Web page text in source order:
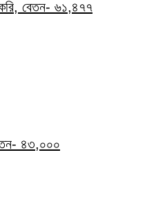
বেতন- ৬১,৪৭৭
৪৩,০০০